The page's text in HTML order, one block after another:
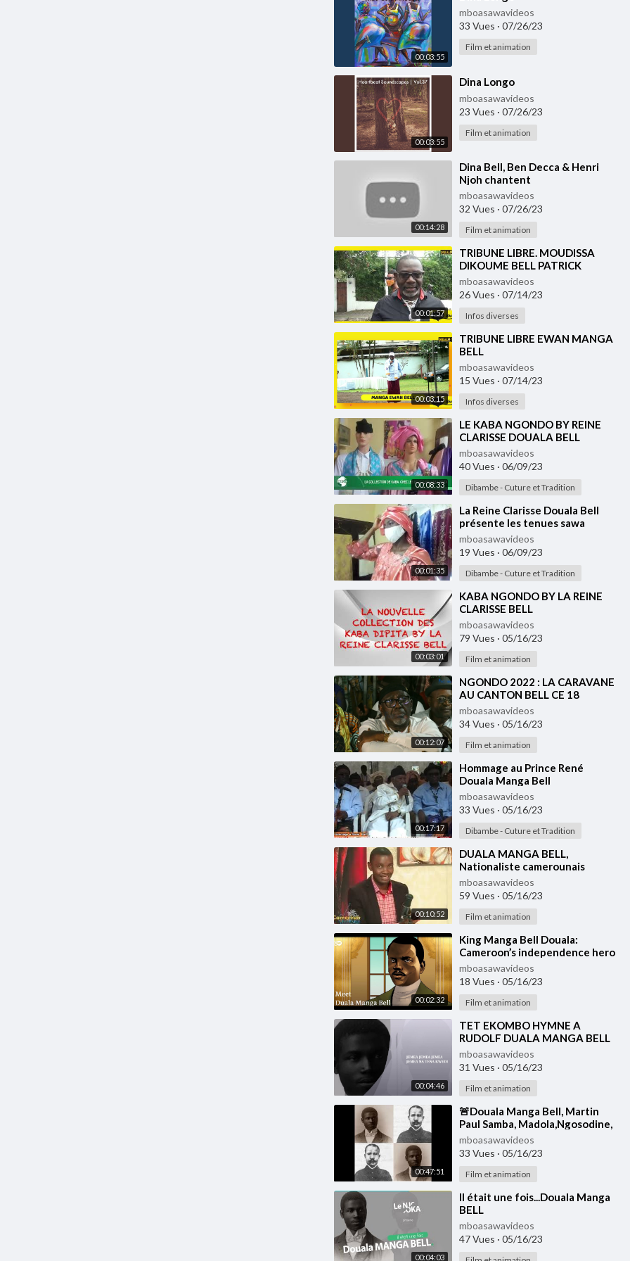
00:03:55
mboasawavideos
33 Vues · 07/26/23
Film et animation
00:03:55
⁣Dina Longo
mboasawavideos
23 Vues · 07/26/23
Film et animation
00:14:28
⁣Dina Bell, Ben Decca & Henri
Njoh chantent
mboasawavideos
32 Vues · 07/26/23
Film et animation
00:01:57
⁣TRIBUNE LIBRE. MOUDISSA
DIKOUME BELL PATRICK
mboasawavideos
26 Vues · 07/14/23
Infos diverses
00:03:15
⁣TRIBUNE LIBRE EWAN MANGA
BELL
mboasawavideos
15 Vues · 07/14/23
Infos diverses
00:08:33
⁣LE KABA NGONDO BY REINE
CLARISSE DOUALA BELL
mboasawavideos
40 Vues · 06/09/23
Dibambe - Cuture et Tradition
00:01:35
⁣La Reine Clarisse Douala Bell
présente les tenues sawa
mboasawavideos
19 Vues · 06/09/23
Dibambe - Cuture et Tradition
00:03:01
⁣KABA NGONDO BY LA REINE
CLARISSE BELL
mboasawavideos
79 Vues · 05/16/23
Film et animation
00:12:07
⁣NGONDO 2022 : LA CARAVANE
AU CANTON BELL CE 18
NOVEMBRE 2022
mboasawavideos
34 Vues · 05/16/23
Film et animation
00:17:17
⁣Hommage au Prince René
Douala Manga Bell
mboasawavideos
33 Vues · 05/16/23
Dibambe - Cuture et Tradition
00:10:52
⁣DUALA MANGA BELL,
Nationaliste camerounais
mboasawavideos
59 Vues · 05/16/23
Film et animation
00:02:32
⁣King Manga Bell Douala:
Cameroon’s independence hero
mboasawavideos
18 Vues · 05/16/23
Film et animation
00:04:46
⁣TET EKOMBO HYMNE A
RUDOLF DUALA MANGA BELL
mboasawavideos
31 Vues · 05/16/23
Film et animation
00:47:51
⁣🚨Douala Manga Bell, Martin
Paul Samba, Madola,Ngosodine,
Les 4 premiers héros et Martyrs
Camerounais
mboasawavideos
33 Vues · 05/16/23
Film et animation
00:04:03
⁣Il était une fois...Douala Manga
BELL
mboasawavideos
47 Vues · 05/16/23